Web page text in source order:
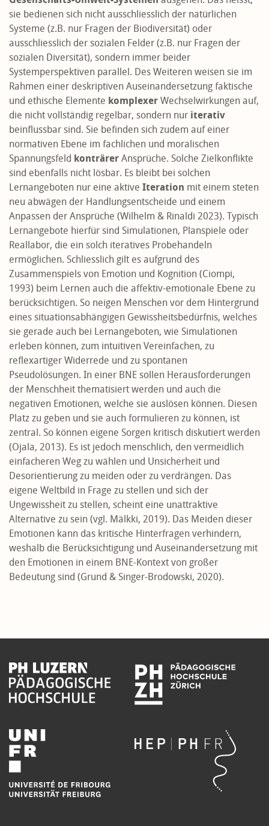
sie bedienen sich nicht ausschliesslich der natürlichen
Systeme (z.B. nur Fragen der Biodiversität) oder
ausschliesslich der sozialen Felder (z.B. nur Fragen der
sozialen Diversität), sondern immer beider
Systemperspektiven parallel. Des Weiteren weisen sie im
Rahmen einer deskriptiven Auseinandersetzung faktische
und ethische Elemente komplexer Wechselwirkungen auf,
die nicht vollständig regelbar, sondern nur iterativ
beinflussbar sind. Sie befinden sich zudem auf einer
normativen Ebene im fachlichen und moralischen
Spannungsfeld konträrer Ansprüche. Solche Zielkonflikte
sind ebenfalls nicht lösbar. Es bleibt bei solchen
Lernangeboten nur eine aktive Iteration mit einem steten
neu abwägen der Handlungsentscheide und einem
Anpassen der Ansprüche (Wilhelm & Rinaldi 2023). Typisch
Lernangebote hierfür sind Simulationen, Planspiele oder
Reallabor, die ein solch iteratives Probehandeln
ermöglichen. Schliesslich gilt es aufgrund des
Zusammenspiels von Emotion und Kognition (Ciompi,
1993) beim Lernen auch die affektiv-emotionale Ebene zu
berücksichtigen. So neigen Menschen vor dem Hintergrund
eines situationsabhängigen Gewissheitsbedürfnis, welches
sie gerade auch bei Lernangeboten, wie Simulationen
erleben können, zum intuitiven Vereinfachen, zu
reflexartiger Widerrede und zu spontanen
Pseudolösungen. In einer BNE sollen Herausforderungen
der Menschheit thematisiert werden und auch die
negativen Emotionen, welche sie auslösen können. Diesen
Platz zu geben und sie auch formulieren zu können, ist
zentral. So können eigene Sorgen kritisch diskutiert werden
(Ojala, 2013). Es ist jedoch menschlich, den vermeidlich
einfacheren Weg zu wählen und Unsicherheit und
Desorientierung zu meiden oder zu verdrängen. Das
eigene Weltbild in Frage zu stellen und sich der
Ungewissheit zu stellen, scheint eine unattraktive
Alternative zu sein (vgl. Mälkki, 2019). Das Meiden dieser
Emotionen kann das kritische Hinterfragen verhindern,
weshalb die Berücksichtigung und Auseinandersetzung mit
den Emotionen in einem BNE-Kontext von großer
Bedeutung sind (Grund & Singer-Brodowski, 2020).